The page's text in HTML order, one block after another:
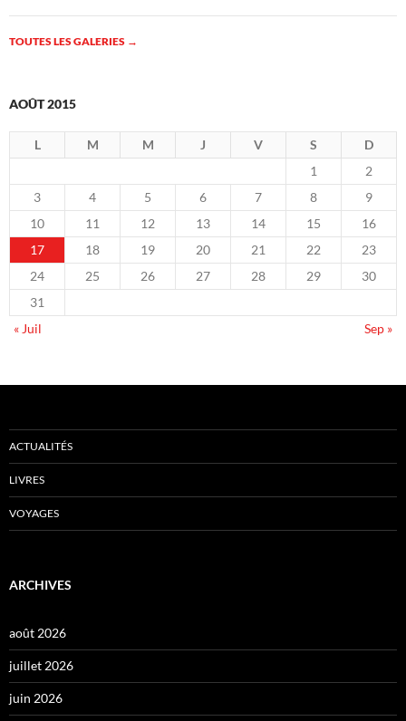
TOUTES LES GALERIES →
AOÛT 2015
L M M J V S
D
1
2
3
4 5 6 7 8
9
10
11 12 13 14 15
16
17
18 19 20 21 22
23
24
25 26 27 28 29
30
31
« Juil
Sep »
ACTUALITÉS
LIVRES
VOYAGES
ARCHIVES
août 2026
juillet 2026
juin 2026